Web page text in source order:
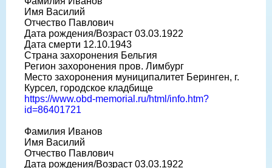
Имя Василий
Отчество Павлович
Дата рождения/Возраст 03.03.1922
Дата смерти 12.10.1943
Страна захоронения Бельгия
Регион захоронения пров. Лимбург
Место захоронения муниципалитет Беринген, г.
Курсел, городское кладбище
https://www.obd-memorial.ru/html/info.htm?
id=86401721
Фамилия Иванов
Имя Василий
Отчество Павлович
Дата рождения/Возраст 03.03.1922